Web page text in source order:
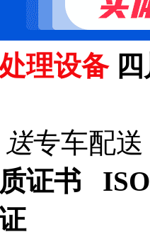
理设备
送专车配送
证书